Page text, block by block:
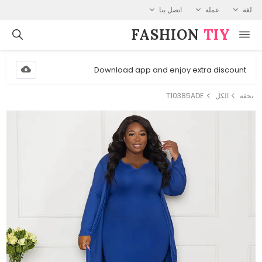
لغة عملة اتصل بنا
FASHION⁠ TIY
Download app and enjoy extra discount
نحفة الكل T10385ADE